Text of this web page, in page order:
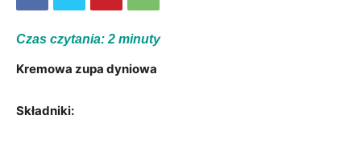
Czas czytania: 2 minuty
Kremowa zupa dyniowa
Składniki: